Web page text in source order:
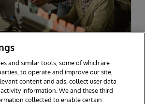
增长的可扩展性、可靠性
and similar tools, some of which are
to operate and improve our site,
content and ads, collect user data
information. We and these third
collected to enable certain